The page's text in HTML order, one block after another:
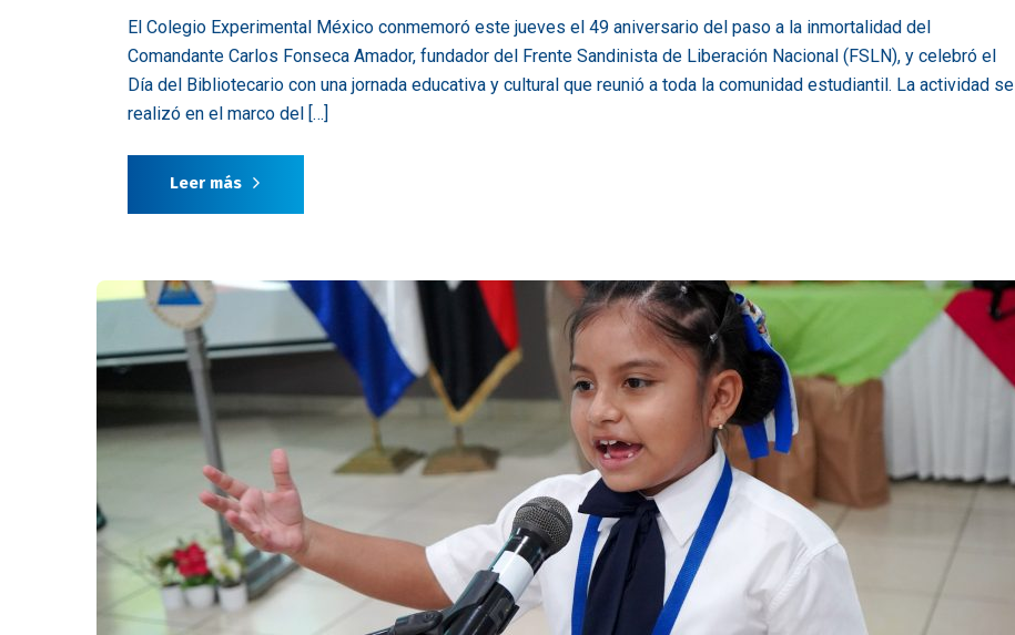
El Colegio Experimental México conmemoró este jueves el 49 aniversario del paso a la inmortalidad del
Comandante Carlos Fonseca Amador, fundador del Frente Sandinista de Liberación Nacional (FSLN), y celebró el
Día del Bibliotecario con una jornada educativa y cultural que reunió a toda la comunidad estudiantil. La actividad se
realizó en el marco del […]
Leer más